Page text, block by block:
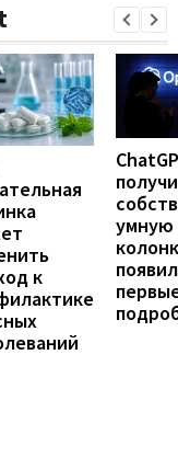
к
умную